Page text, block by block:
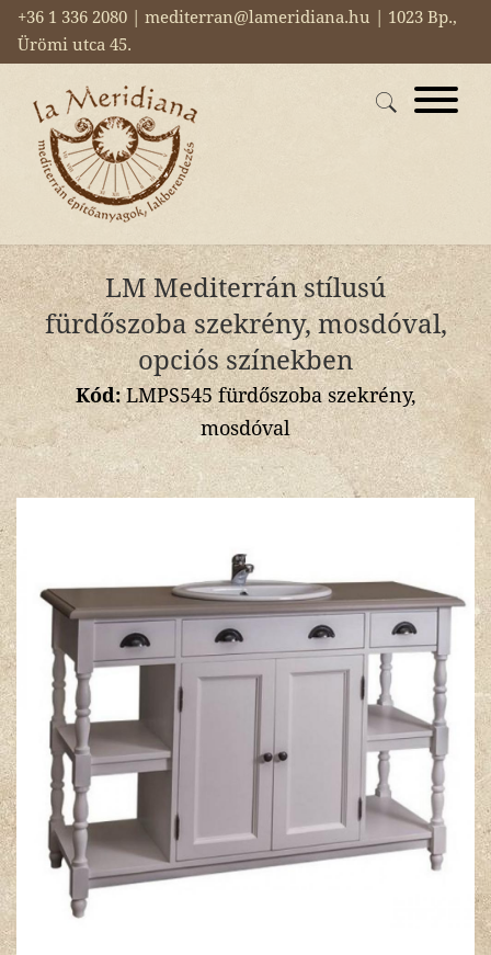
+36 1 336 2080 | mediterran@lameridiana.hu | 1023 Bp.,
Ürömi utca 45.
LM Mediterrán stílusú
fürdőszoba szekrény, mosdóval,
opciós színekben
Kód:LMPS545 fürdőszoba szekrény,
mosdóval